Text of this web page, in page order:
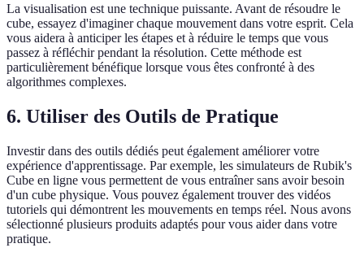
La visualisation est une technique puissante. Avant de résoudre le
cube, essayez d'imaginer chaque mouvement dans votre esprit. Cela
vous aidera à anticiper les étapes et à réduire le temps que vous
passez à réfléchir pendant la résolution. Cette méthode est
particulièrement bénéfique lorsque vous êtes confronté à des
algorithmes complexes.
6. Utiliser des Outils de Pratique
Investir dans des outils dédiés peut également améliorer votre
expérience d'apprentissage. Par exemple, les simulateurs de Rubik's
Cube en ligne vous permettent de vous entraîner sans avoir besoin
d'un cube physique. Vous pouvez également trouver des vidéos
tutoriels qui démontrent les mouvements en temps réel. Nous avons
sélectionné plusieurs produits adaptés pour vous aider dans votre
pratique.